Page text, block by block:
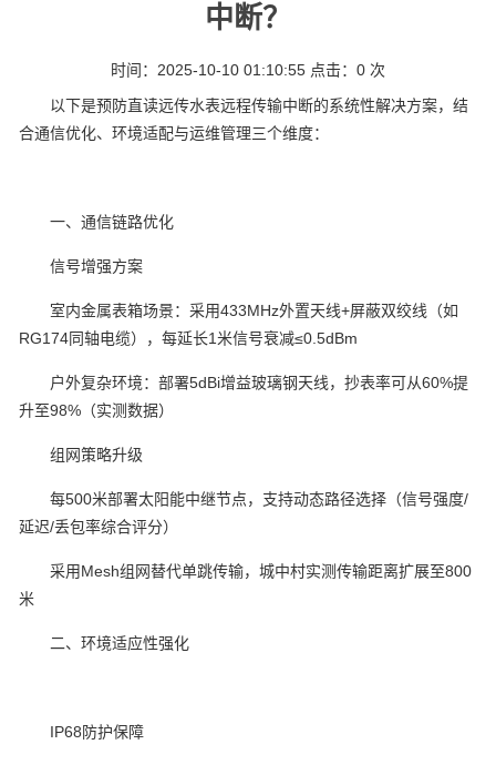
中断？
时间：2025-10-10 01:10:55 点击： 0 次
以下是预防直读远传水表远程传输中断的系统性解决方案，结
合通信优化、环境适配与运维管理三个维度：
一、通信链路优化
信号增强方案‌
室内金属表箱场景：采用433MHz外置天线+屏蔽双绞线（如
RG174同轴电缆），每延长1米信号衰减≤0.5dBm‌
户外复杂环境：部署5dBi增益玻璃钢天线，抄表率可从60%提
升至98%（实测数据）‌
组网策略升级‌
每500米部署太阳能中继节点，支持动态路径选择（信号强度/
延迟/丢包率综合评分）‌
采用Mesh组网替代单跳传输，城中村实测传输距离扩展至800
米‌
二、环境适应性强化
IP68防护保障‌